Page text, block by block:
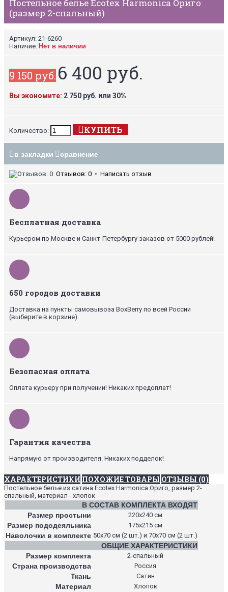
Постельное белье Ecotex Harmonica Ориго
(размер 2-спальный)
Артикул: 21-6260
Наличие: Нет в наличии
9 150 руб. 6 400 руб.
Вы экономите: 2 750 руб. или 30%
Количество: КУПИТЬ
в закладки сравнение
Отзывов: 0 • Написать отзыв
Бесплатная доставка
Курьером по Москве и Санкт-Петербургу заказов от 5000 рублей!
650 городов доставки
Доставка на пункты самовывоза BoxBerry по всей России
(выберите в корзине)
Безопасная оплата
Оплата курьеру при получении! Никаких предоплат!
Гарантия качества
Напрямую от производителя. Никаких подделок!
ХАРАКТЕРИСТИКИ ПОХОЖИЕ ТОВАРЫ ОТЗЫВЫ (0)
Постельное белье из сатина Ecotex Harmonica Ориго, размер 2-
спальный, материал - хлопок
В СОСТАВ КОМПЛЕКТА ВХОДЯТ
Размер простыни
220х240 см
Размер пододеяльника 175х215 см
Наволочки в комплекте 50х70 см (2 шт.) и 70х70 см (2 шт.)
ОБЩИЕ ХАРАКТЕРИСТИКИ
Размер комплекта
2-спальный
Страна производства Россия
Ткань Сатин
Материал Хлопок